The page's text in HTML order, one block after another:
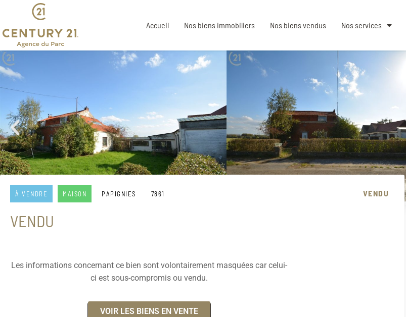
Accueil Nos biens immobiliers Nos biens vendus Nos services
À VENDRE MAISON PAPIGNIES 7861 VENDU
VENDU
Les informations concernant ce bien sont volontairement masquées car celui-
ci est sous-compromis ou vendu.
VOIR LES BIENS EN VENTE